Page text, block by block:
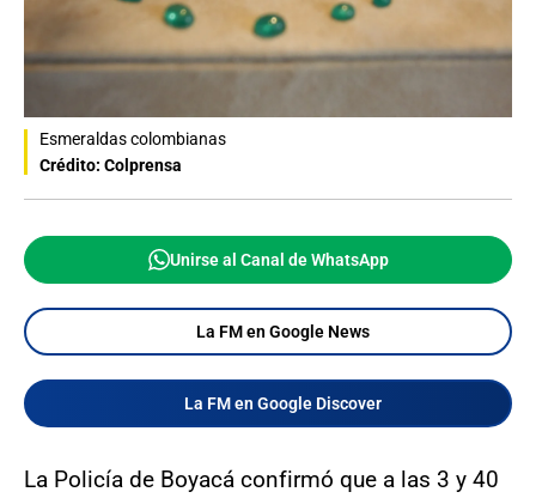
Esmeraldas colombianas
Crédito: Colprensa
Unirse al Canal de WhatsApp
La FM en Google News
La FM en Google Discover
La Policía de Boyacá confirmó que a las 3 y 40